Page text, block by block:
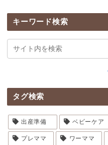
キーワード検索
タグ検索
出産準備 ベビーケア
プレママ ワーママ